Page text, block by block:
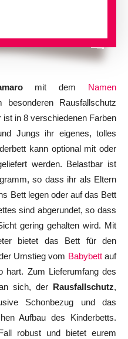
mit dem Namen
besonderen Rausfallschutz
in 8 verschiedenen Farben
Jungs ihr eigenes, tolles
kann optional mit oder
werden. Belastbar ist
so dass ihr als Eltern
Bett legen oder auf das Bett
sind abgerundet, so dass
gering gehalten wird. Mit
bietet das Bett für den
Umstieg vom Babybettauf
hart. Zum Lieferumfang des
sich, der Rausfallschutz,
Schonbezug und das
Aufbau des Kinderbetts.
robust und bietet eurem